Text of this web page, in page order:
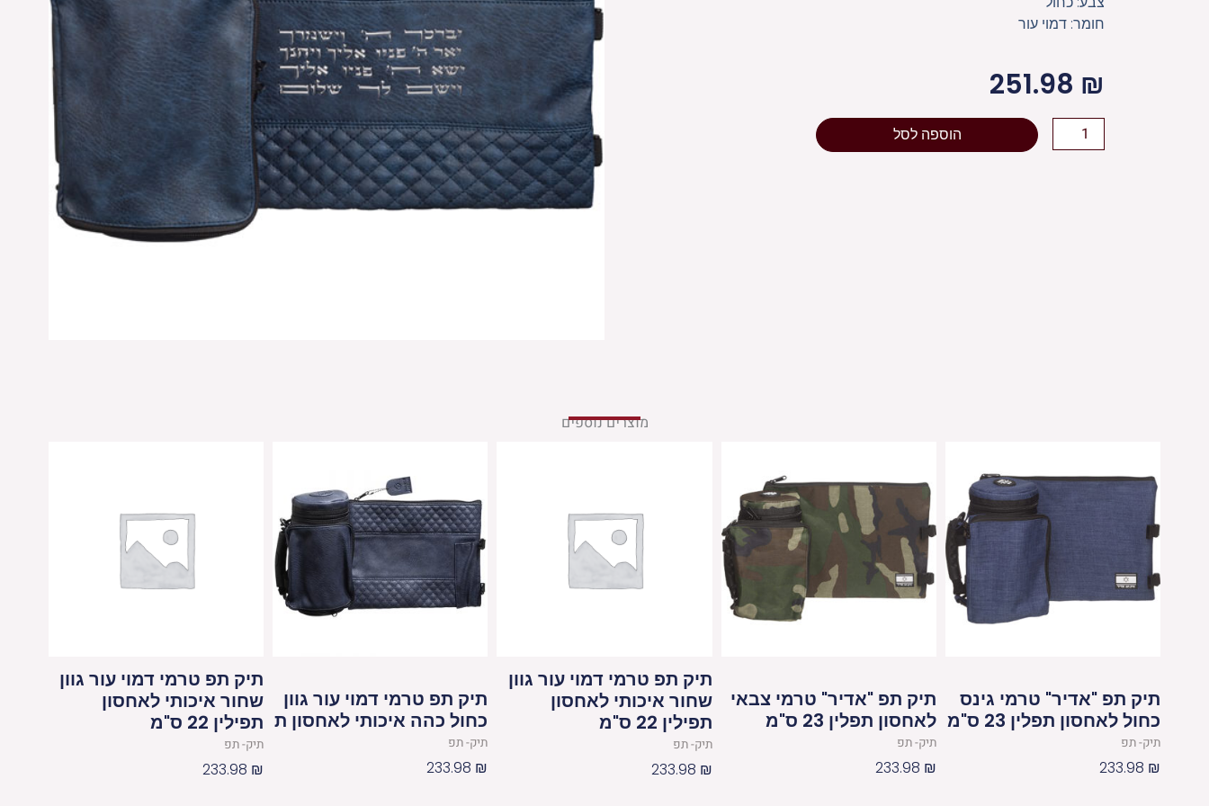
חומר: דמוי עור
251.98 ₪
כמות
של
הוספה לסל
מוצרים נוספים
תיק תפ "אדיר" טרמי גינס
כחול לאחסון תפלין 23 ס"מ
תיק- תפ
233.98 ₪
תיק תפ "אדיר" טרמי צבאי
לאחסון תפלין 23 ס"מ
תיק- תפ
233.98 ₪
תיק תפ טרמי דמוי עור גוון
שחור איכותי לאחסון
תפילין 22 ס"מ
תיק- תפ
233.98 ₪
תיק תפ טרמי דמוי עור גוון
כחול כהה איכותי לאחסון ת
תיק- תפ
233.98 ₪
תיק תפ טרמי דמוי עור גוון
שחור איכותי לאחסון
תפילין 22 ס"מ
תיק- תפ
233.98 ₪